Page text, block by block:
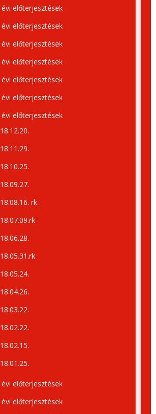
évi előterjesztések
évi előterjesztések
évi előterjesztések
évi előterjesztések
évi előterjesztések
évi előterjesztések
évi előterjesztések
rk.
évi előterjesztések
évi előterjesztések